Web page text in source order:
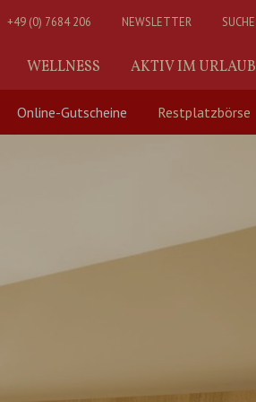
+49 (0) 7684 206 NEWSLETTER SUCHE
WELLNESS AKTIV IM URLAUB
Online-Gutscheine Restplatzbörse